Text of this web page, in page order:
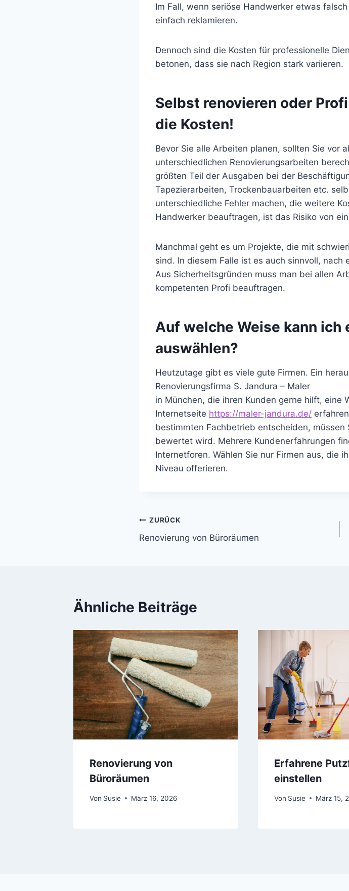
Im Fall, wenn seriöse Handwerker etwas
einfach reklamieren.
Dennoch sind die Kosten für professionelle
betonen, dass sie nach Region stark variieren.
Selbst renovieren oder
die Kosten!
Bevor Sie alle Arbeiten planen, sollten Sie vor
unterschiedlichen Renovierungsarbeiten
größten Teil der Ausgaben bei der
Tapezierarbeiten, Trockenbauarbeiten etc.
unterschiedliche Fehler machen, die weitere
Handwerker beauftragen, ist das Risiko von
Manchmal geht es um Projekte, die mit
sind. In diesem Falle ist es auch sinnvoll,
Aus Sicherheitsgründen muss man bei allen
kompetenten Profi beauftragen.
Auf welche Weise kann ich
auswählen?
Heutzutage gibt es viele gute Firmen. Ein
Renovierungsfirma S. Jandura – Maler
in München, die ihren Kunden gerne hilft, eine
Internetseite https://maler-jandura.de/
bestimmten Fachbetrieb entscheiden,
bewertet wird. Mehrere Kundenerfahrungen
Internetforen. Wählen Sie nur Firmen aus, die
Niveau offerieren.
Beitragsnavigation
ZURÜCK
Renovierung von Büroräumen
Ähnliche Beiträge
Renovierung von
Büroräumen
Von Susie März 16, 2026
Erfahrene
einstellen
Von Susie März 15,